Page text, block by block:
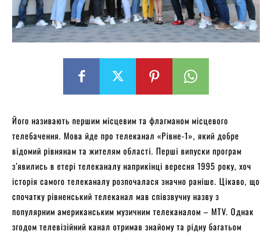
Його називають першим місцевим та флагманом місцевого
телебачення. Мова йде про телеканал «Рівне-1», який добре
відомий рівнянам та жителям області. Перші випуски програм
з’явились в етері телеканалу наприкінці вересня 1995 року, хоч
історія самого телеканалу розпочалася значно раніше. Цікаво, що
спочатку рівненський телеканал мав співзвучну назву з
популярним американським музичним телеканалом – MTV. Однак
згодом телевізійний канал отримав знайому та рідну багатьом